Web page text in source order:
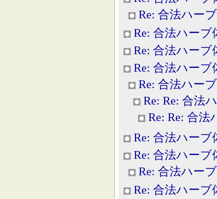
Re: 合法ハー
Re: 合法ハーブ
Re: 合法ハーブ
Re: 合法ハーブ
Re: 合法ハー
Re: Re: 合法
Re: Re: 合法
Re: 合法ハーブ
Re: 合法ハーブ
Re: 合法ハー
Re: 合法ハーブ